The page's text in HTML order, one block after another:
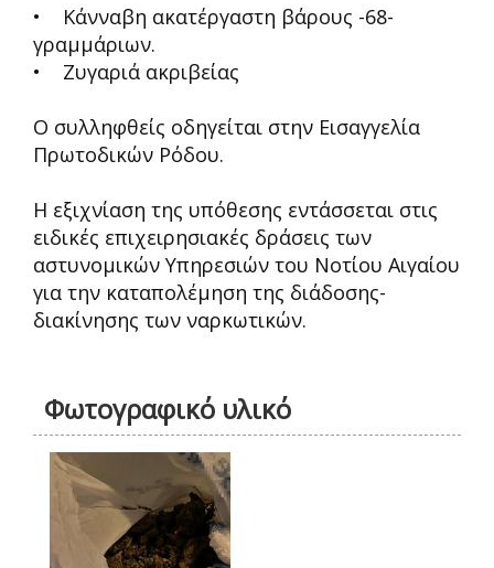
• Κάνναβη ακατέργαστη βάρους -68-
γραμμάριων.
• Ζυγαριά ακριβείας
Ο συλληφθείς οδηγείται στην Εισαγγελία
Πρωτοδικών Ρόδου.
Η εξιχνίαση της υπόθεσης εντάσσεται στις
ειδικές επιχειρησιακές δράσεις των
αστυνομικών Υπηρεσιών του Νοτίου Αιγαίου
για την καταπολέμηση της διάδοσης-
διακίνησης των ναρκωτικών.
Φωτογραφικό υλικό